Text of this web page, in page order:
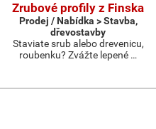
Zrubové profily z Finska
Prodej / Nabídka > Stavba,
dřevostavby
Staviate srub alebo drevenicu,
roubenku? Zvážte lepené …